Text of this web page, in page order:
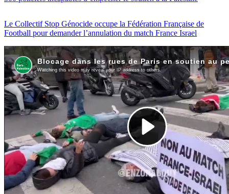
Le Collectif Stop Génocide occupe la Fédération Française de
Football pour demander l’annulation du match France Israel